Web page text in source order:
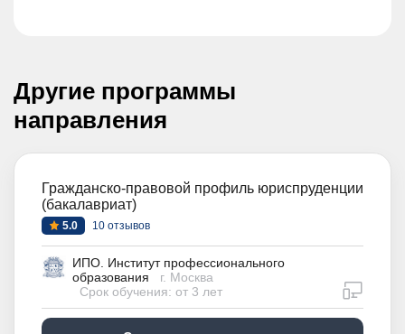
Другие программы
направления
Гражданско-правовой профиль юриспруденции
(бакалавриат)
5.0 10 отзывов
ИПО. Институт профессионального
образования
г. Москва
Срок обучения: от 3 лет